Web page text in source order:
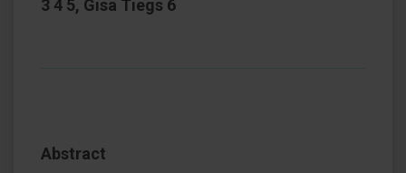
3 4 5, Gisa Tiegs 6
Abstract